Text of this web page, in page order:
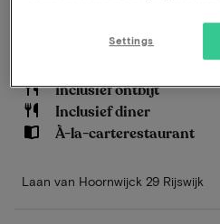
Inclusief ontbijt
Inclusief diner
À-la-carterestaurant
Laan van Hoornwijck 29 Rijswijk
Settings